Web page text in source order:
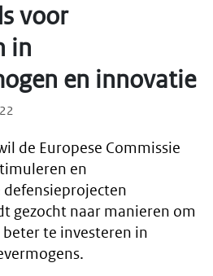
voor
in
en innovatie
de Europese Commissie
en
gezocht naar manieren om
beter te investeren in